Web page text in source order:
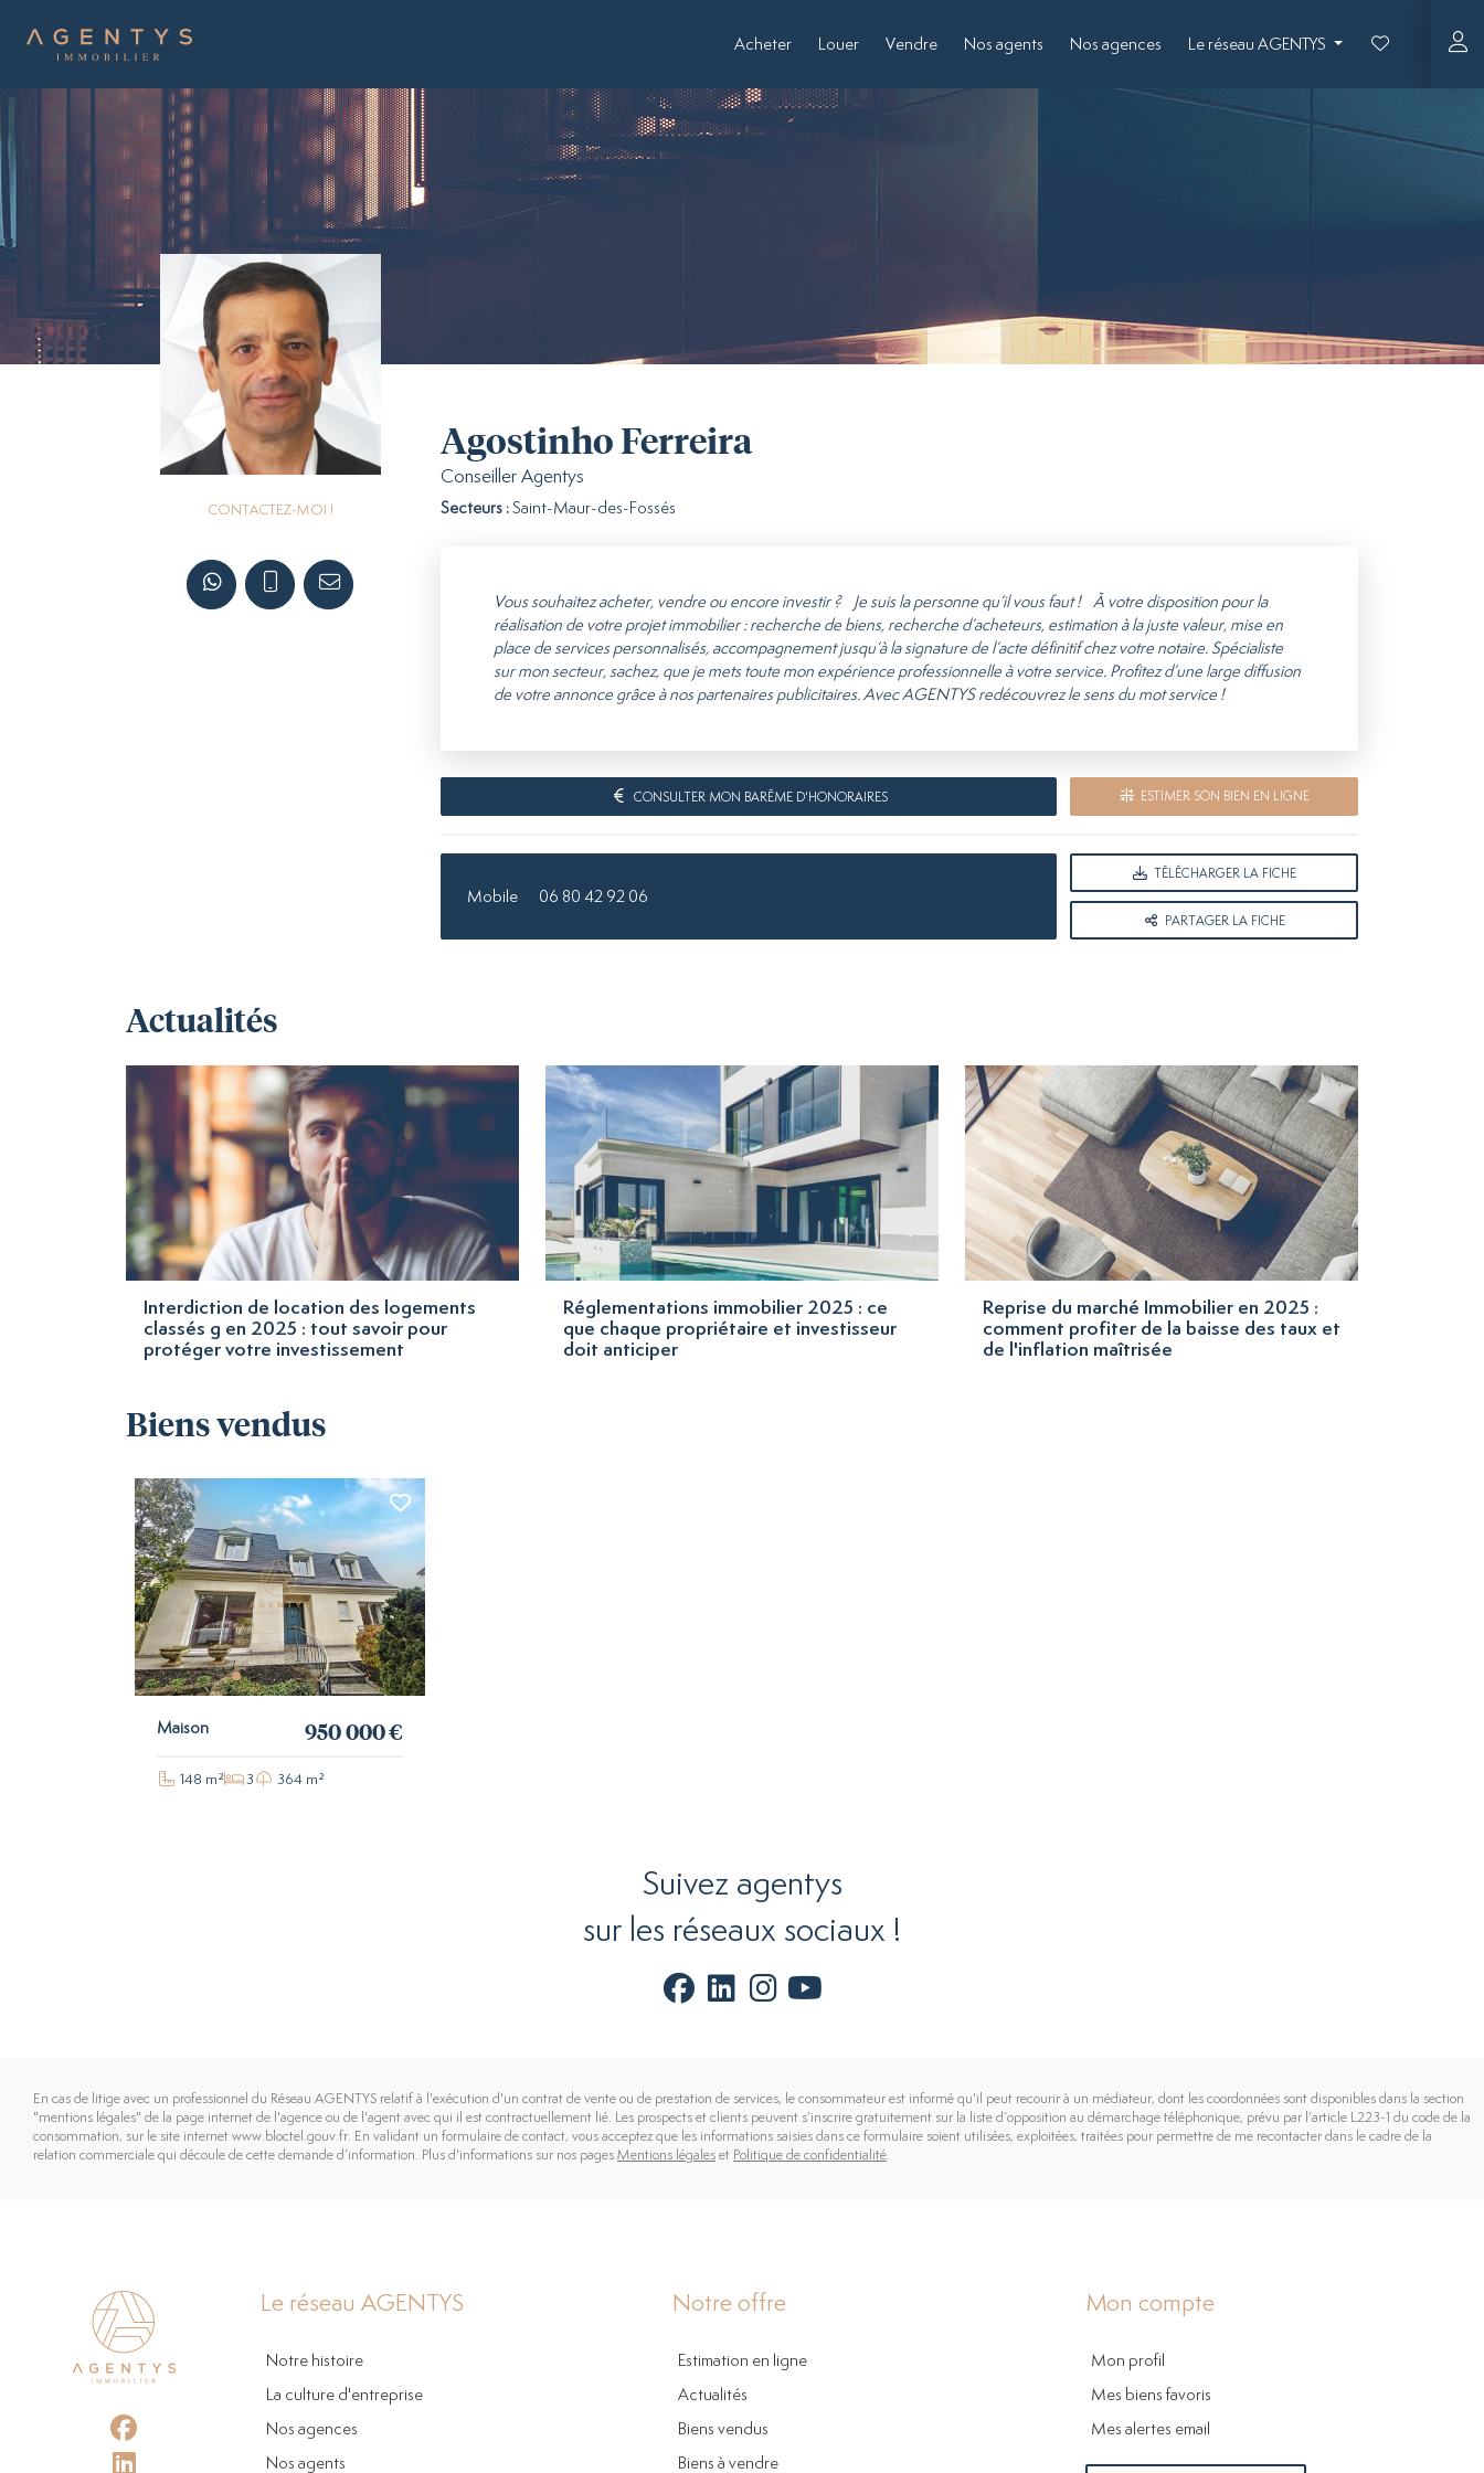
Acheter Louer Vendre Nos agents Nos agences Le réseau AGENTYS
CONTACTEZ-MOI !
Agostinho Ferreira
Conseiller Agentys
Secteurs : Saint-Maur-des-Fossés
Vous souhaitez acheter, vendre ou encore investir ? Je suis la personne qu’il vous faut ! À votre disposition pour la
réalisation de votre projet immobilier : recherche de biens, recherche d’acheteurs, estimation à la juste valeur, mise en
place de services personnalisés, accompagnement jusqu’à la signature de l’acte définitif chez votre notaire. Spécialiste
sur mon secteur, sachez, que je mets toute mon expérience professionnelle à votre service. Profitez d’une large diffusion
de votre annonce grâce à nos partenaires publicitaires. Avec AGENTYS redécouvrez le sens du mot service !
CONSULTER MON BARÈME D'HONORAIRES ESTIMER SON BIEN EN LIGNE
Mobile 06 80 42 92 06
TÉLÉCHARGER LA FICHE
PARTAGER LA FICHE
Actualités
Interdiction de location des logements
classés g en 2025 : tout savoir pour
protéger votre investissement
Réglementations immobilier 2025 : ce
que chaque propriétaire et investisseur
doit anticiper
Reprise du marché Immobilier en 2025 :
comment profiter de la baisse des taux et
de l'inflation maîtrisée
Biens vendus
Maison 950 000 €
148 m² 3 364 m²
Suivez agentys
sur les réseaux sociaux !
En cas de litige avec un professionnel du Réseau AGENTYS relatif à l'exécution d'un contrat de vente ou de prestation de services, le consommateur est informé qu'il peut recourir à un médiateur, dont les coordonnées sont disponibles dans la section
"mentions légales" de la page internet de l'agence ou de l'agent avec qui il est contractuellement lié. Les prospects et clients peuvent s’inscrire gratuitement sur la liste d’opposition au démarchage téléphonique, prévu par l’article L223-1 du code de la
consommation, sur le site internet www.bloctel.gouv.fr. En validant un formulaire de contact, vous acceptez que les informations saisies dans ce formulaire soient utilisées, exploitées, traitées pour permettre de me recontacter dans le cadre de la
relation commerciale qui découle de cette demande d’information. Plus d'informations sur nos pages Mentions légales et Politique de confidentialité.
Le réseau AGENTYS
Notre histoire
La culture d'entreprise
Nos agences
Nos agents
Notre offre
Estimation en ligne
Actualités
Biens vendus
Biens à vendre
Mon compte
Mon profil
Mes biens favoris
Mes alertes email